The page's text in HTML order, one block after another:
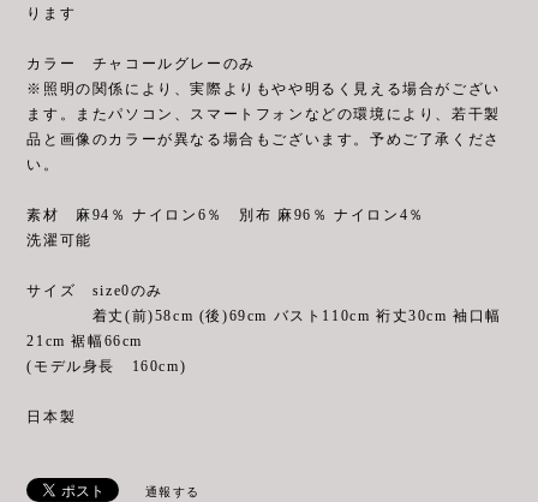
ります
カラー チャコールグレーのみ
※照明の関係により、実際よりもやや明るく見える場合がござい
ます。またパソコン、スマートフォンなどの環境により、若干製
品と画像のカラーが異なる場合もございます。予めご了承くださ
い。
素材 麻94％ ナイロン6％ 別布 麻96％ ナイロン4％
洗濯可能
サイズ size0のみ
着丈(前)58cm (後)69cm バスト110cm 裄丈30cm 袖口幅
21cm 裾幅66cm
(モデル身長 160cm)
日本製
通報する